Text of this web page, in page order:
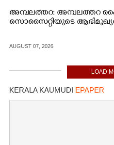
അമ്പലത്തറ: അമ്പലത്തറ
സൊസൈറ്റിയുടെ
AUGUST 07, 2026
LOAD
KERALA KAUMUDI EPAPER